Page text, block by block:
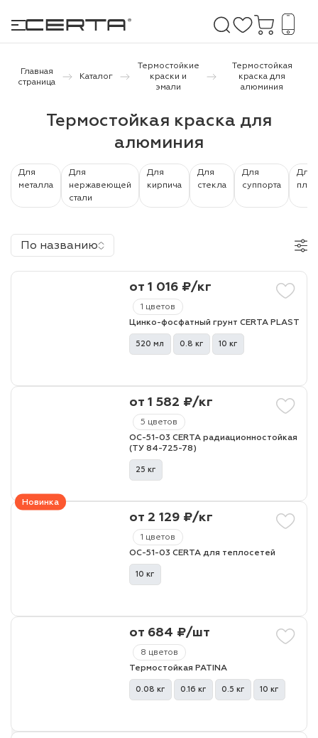
бетону,
металлу
по
Главная
страница
Каталог
Термостойкие
краски и
эмали
Термостойкая
краска для
алюминия
Термостойкая краска для
алюминия
Для
металла
Для
нержавеющей
стали
Для
кирпича
Для
стекла
Для
суппорта
Для
По названию
1 цветов
от 1 016 ₽/кг
Цинко-фосфатный грунт CERTA PLAST
520 мл 0.8 кг 10 кг
5 цветов
от 1 582 ₽/кг
ОС-51-03 CERTA радиационностойкая
(ТУ 84-725-78)
25 кг
Новинка
1 цветов
от 2 129 ₽/кг
ОС-51-03 CERTA для теплосетей
10 кг
8 цветов
от 684 ₽/шт
Термостойкая PATINA
0.08 кг 0.16 кг 0.5 кг 10 кг